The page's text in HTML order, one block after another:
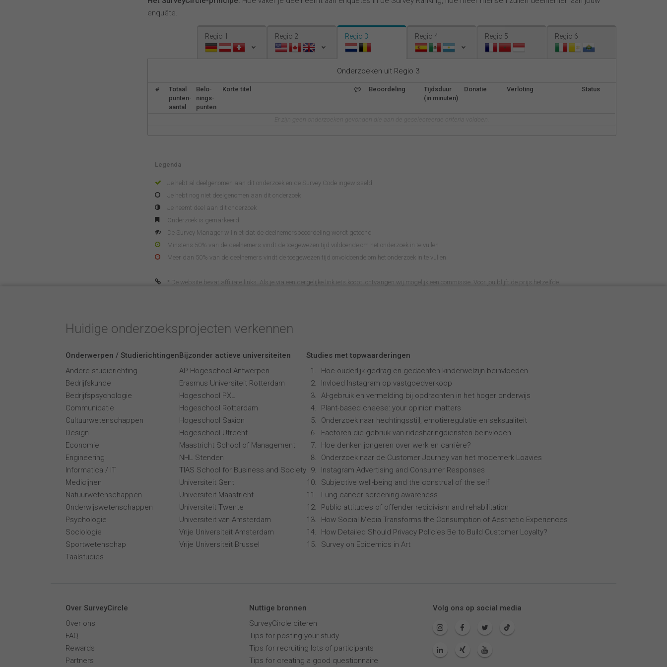
enquête.
Regio 1 Regio 2 Regio 3 Regio 4 Regio 5 Regio 6
Onderzoeken uit Regio 3
#
Totaal
punten-
aantal
Belo-
nings-
punten
Korte titel Beoordeling
Tijdsduur
(in minuten)
Donatie Verloting Status
Legenda
Je hebt al deelgenomen aan dit onderzoek en de Survey Code ingewisseld
Je hebt nog niet deelgenomen aan dit onderzoek
Je neemt deel aan dit onderzoek
Onderzoek is gemarkeerd
De Survey Manager wil niet dat de deelnemersbeoordeling wordt getoond
Minstens 50% van de deelnemers vindt de toegewezen tijd voldoende om het onderzoek in te vullen
Meer dan 50% van de deelnemers vindt de toegewezen tijd onvoldoende om het onderzoek in te vullen
* De website bevat affiliate links. Als je via een dergelijke link iets koopt, ontvangen wij mogelijk een commissie. Voor jou blijft de prijs hetzelfde.
Huidige onderzoeksprojecten verkennen
Onderwerpen / Studierichtingen
Andere studierichting
Bedrijfskunde
Bedrijfspsychologie
Communicatie
Cultuurwetenschappen
Design
Economie
Engineering
Informatica / IT
Medicijnen
Natuurwetenschappen
Onderwijswetenschappen
Psychologie
Sociologie
Sportwetenschap
Taalstudies
Bijzonder actieve universiteiten
AP Hogeschool Antwerpen
Erasmus Universiteit Rotterdam
Hogeschool PXL
Hogeschool Rotterdam
Hogeschool Saxion
Hogeschool Utrecht
Maastricht School of Management
NHL Stenden
TIAS School for Business and Society
Universiteit Gent
Universiteit Maastricht
Universiteit Twente
Universiteit van Amsterdam
Vrije Universiteit Amsterdam
Vrije Universiteit Brussel
Studies met topwaarderingen
Hoe ouderlijk gedrag en gedachten kinderwelzijn beïnvloeden
Invloed Instagram op vastgoedverkoop
AI-gebruik en vermelding bij opdrachten in het hoger onderwijs
Plant-based cheese: your opinion matters
Onderzoek naar hechtingsstijl, emotieregulatie en seksualiteit
Factoren die gebruik van ridesharingdiensten beïnvloden
Hoe denken jongeren over werk en carrière?
Onderzoek naar de Customer Journey van het modemerk Loavies
Instagram Advertising and Consumer Responses
Subjective well-being and the construal of the self
Lung cancer screening awareness
Public attitudes of offender recidivism and rehabilitation
How Social Media Transforms the Consumption of Aesthetic Experiences
How Detailed Should Privacy Policies Be to Build Customer Loyalty?
Survey on Epidemics in Art
Over SurveyCircle
Over ons
FAQ
Rewards
Partners
Nuttige bronnen
SurveyCircle citeren
Tips for posting your study
Tips for recruiting lots of participants
Tips for creating a good questionnaire
Volg ons op social media
Français